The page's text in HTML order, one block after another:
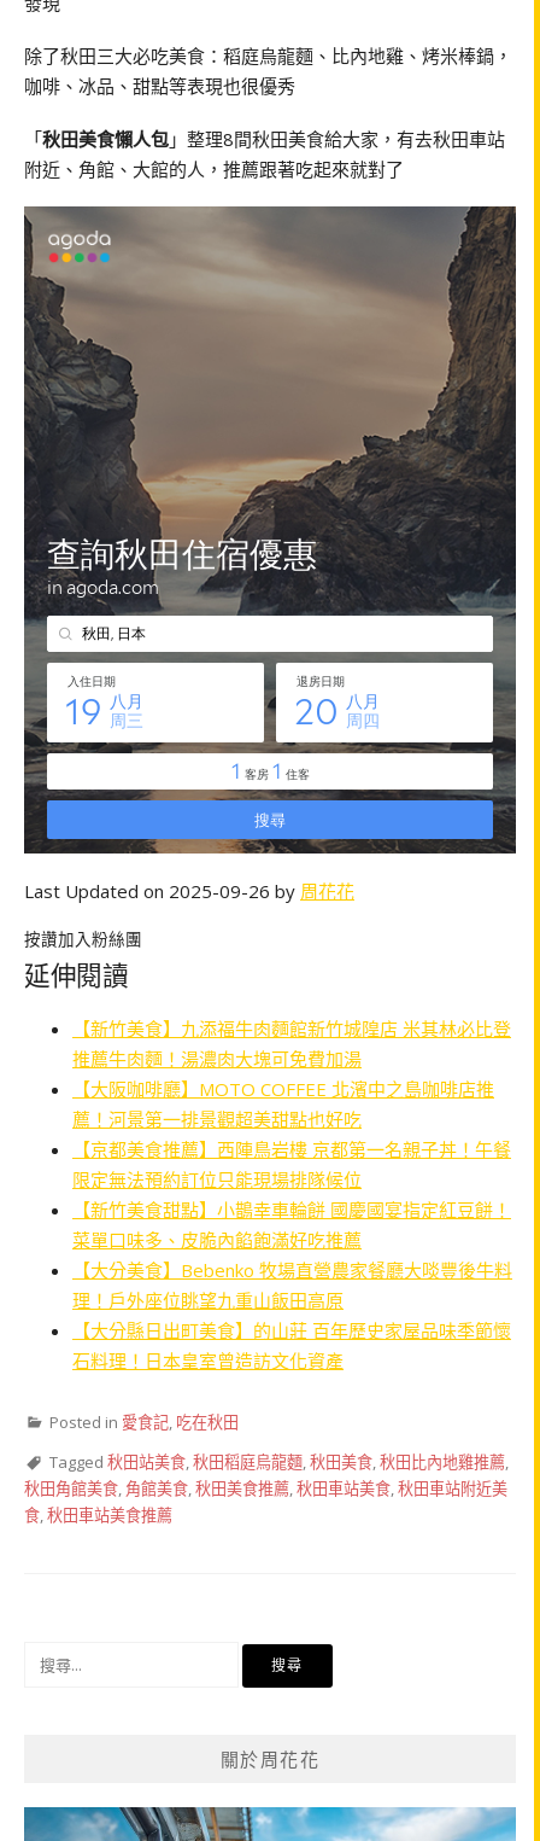
除了秋田三大必吃美食：稻庭烏龍麵、比內地雞、烤米棒鍋，
咖啡、冰品、甜點等表現也很優秀
「秋田美食懶人包 」整理8間秋田美食給大家，有去秋田車站
附近、角館、大館的人，推薦跟著吃起來就對了
Last Updated on 2025-09-26 by 周花花
按讚加入粉絲團
延伸閱讀
【新竹美食】九添福牛肉麵館新竹城隍店 米其林必比登
推薦牛肉麵！湯濃肉大塊可免費加湯
【大阪咖啡廳】MOTO COFFEE 北濱中之島咖啡店推
薦！河景第一排景觀超美甜點也好吃
【京都美食推薦】西陣鳥岩樓 京都第一名親子丼！午餐
限定無法預約訂位只能現場排隊候位
【新竹美食甜點】小鵲幸車輪餅 國慶國宴指定紅豆餅！
菜單口味多、皮脆內餡飽滿好吃推薦
【大分美食】Bebenko 牧場直營農家餐廳大啖豐後牛料
理！戶外座位眺望九重山飯田高原
【大分縣日出町美食】的山莊 百年歷史家屋品味季節懷
石料理！日本皇室曾造訪文化資產
Posted in 愛食記, 吃在秋田
Tagged 秋田站美食,秋田稻庭烏龍麵,秋田美食,秋田比內地雞推薦,
秋田角館美食, 角館美食,秋田美食推薦,秋田車站美食,秋田車站附近美
食,秋田車站美食推薦
關於周花花